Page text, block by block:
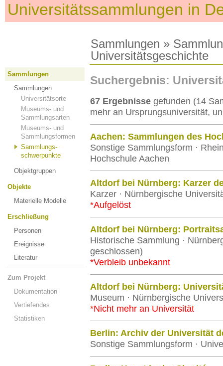
Universitätssammlungen in
Sammlungen »
Universitätsgeschichte
Sammlungen
Sammlungen
Universitätsorte
Museums- und
Sammlungsarten
Museums- und
Sammlungsformen
Sammlungs-
schwerpunkte
Objektgruppen
Objekte
Materielle Modelle
Erschließung
Personen
Ereignisse
Literatur
Zum Projekt
Dokumentation
Vertiefendes
Statistiken
Suchergebnis:
67 Ergebnisse gefunden (14
mehr an Ursprungsuniversität,
Aachen: Sammlungen des
Sonstige Sammlungsform ·
Hochschule Aachen
Altdorf bei Nürnberg: Karzer
Karzer · Nürnbergische
*Aufgelöst
Altdorf bei Nürnberg:
Historische Sammlung ·
geschlossen)
*Verbleib unbekannt
Altdorf bei Nürnberg:
Museum · Nürnbergische
*Nicht mehr an Universität
Berlin: Archiv der Universität
Sonstige Sammlungsform ·